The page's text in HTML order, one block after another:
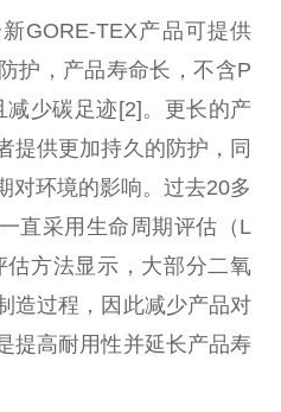
GORE-TEX产品可提供
护，产品寿命长，不含P
少碳足迹[2]。更长的产
提供更加持久的防护，同
对环境的影响。过去20多
直采用生命周期评估（L
方法显示，大部分二氧
造过程，因此减少产品对
提高耐用性并延长产品寿